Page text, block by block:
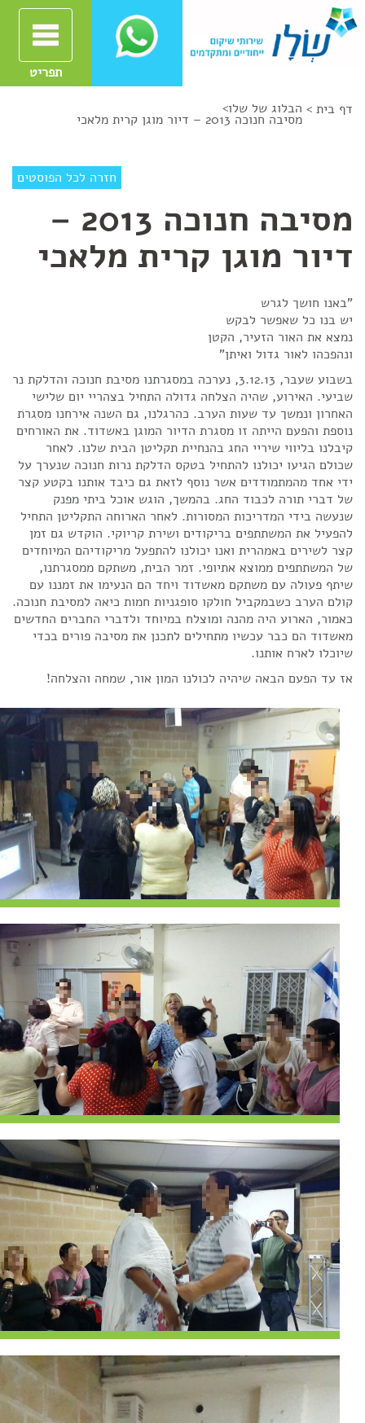
תפריט
דף בית > הבלוג של שלו>
מסיבה חנוכה 2013 – דיור מוגן קרית מלאכי
חזרה לכל הפוסטים
מסיבה חנוכה 2013 –
דיור מוגן קרית מלאכי
"באנו חושך לגרש
יש בנו כל שאפשר לבקש
נמצא את האור הזעיר, הקטן
ונהפכהו לאור גדול ואיתן"
בשבוע שעבר, 3.12.13, נערכה במסגרתנו מסיבת חנוכה והדלקת נר
שביעי. האירוע, שהיה הצלחה גדולה התחיל בצהריי יום שלישי
האחרון ונמשך עד שעות הערב. כהרגלנו, גם השנה אירחנו מסגרת
נוספת והפעם הייתה זו מסגרת הדיור המוגן באשדוד. את האורחים
קיבלנו בליווי שיריי החג בהנחיית תקליטן הבית שלנו. לאחר
שכולם הגיעו יכולנו להתחיל בטקס הדלקת נרות חנוכה שנערך על
ידי אחד מהמתמודדים אשר נוסף לזאת גם כיבד אותנו בקטע קצר
של דברי תורה לכבוד החג. בהמשך, הוגש אוכל ביתי מפנק
שנעשה בידי המדריכות המסורות. לאחר הארוחה התקליטן התחיל
להפעיל את המשתתפים בריקודים ושירת קריוקי. הוקדש גם זמן
קצר לשירים באמהרית ואנו יכולנו להתפעל מריקודיהם המיוחדים
של המשתתפים ממוצא אתיופי. זמר הבית, משתקם ממסגרתנו,
שיתף פעולה עם משתקם מאשדוד ויחד הם הנעימו את זמננו עם
קולם הערב כשבמקביל חולקו סופגניות חמות כיאה למסיבת חנוכה.
כאמור, הארוע היה מהנה ומוצלח במיוחד ולדברי החברים החדשים
מאשדוד הם כבר עכשיו מתחילים לתכנן את מסיבה פורים בכדי
שיוכלו לארח אותנו.
אז עד הפעם הבאה שיהיה לכולנו המון אור, שמחה והצלחה!